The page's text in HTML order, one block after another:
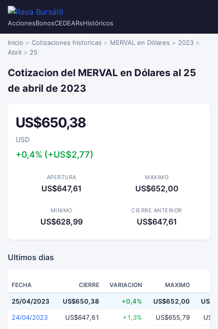
AccionesBonosCEDEARsHistóricos
Inicio Cotizaciones historicas MERVAL en Dólares
2023
Abril
25
Cotizacion del MERVAL en Dólares al 25
de abril de 2023
US$650,38
USD
+0,4% (+US$2,77)
APERTURA
US$647,61
MAXIMO
US$652,00
MINIMO
US$628,99
CIERRE ANTERIOR
US$647,61
Ultimos dias
FECHA CIERRE VARIACION MAXIMO
25/04/2023 US$650,38 +0,4% US$652,00
24/04/2023 US$647,61 +1,3% US$655,79